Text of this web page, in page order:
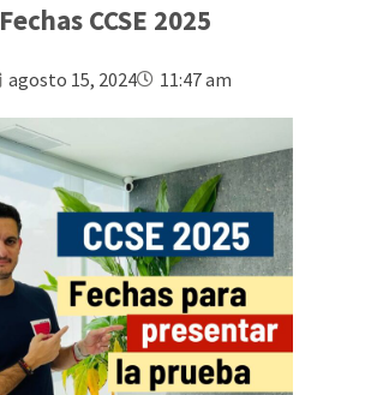
Fechas CCSE 2025
agosto 15, 2024 11:47 am